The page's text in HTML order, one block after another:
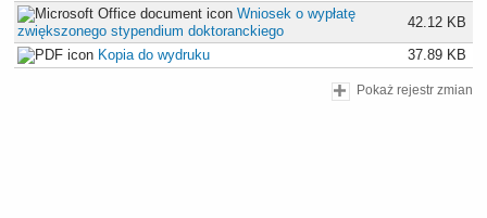
Wniosek o wypłatę
zwiększonego stypendium doktoranckiego
42.12 KB
Kopia do wydruku
37.89 KB
Pokaż rejestr zmian